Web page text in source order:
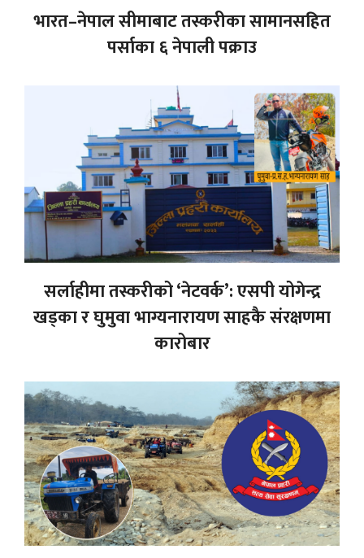
भारत–नेपाल सीमाबाट तस्करीका सामानसहित
पर्साका ६ नेपाली पक्राउ
सर्लाहीमा तस्करीको ‘नेटवर्क’: एसपी योगेन्द्र
खड्का र घुमुवा भाग्यनारायण साहकै संरक्षणमा
कारोबार